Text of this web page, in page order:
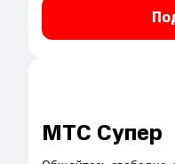
МТС Супер